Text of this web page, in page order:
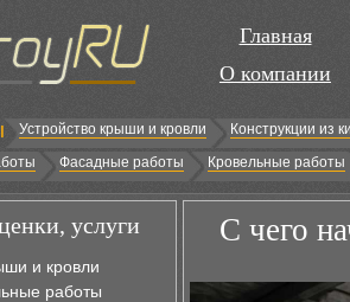
Главная
О компании
Устройство крыши и кровли
Конструкции из
Фасадные работы Кровельные работы
услуги
и кровли
работы
С чего